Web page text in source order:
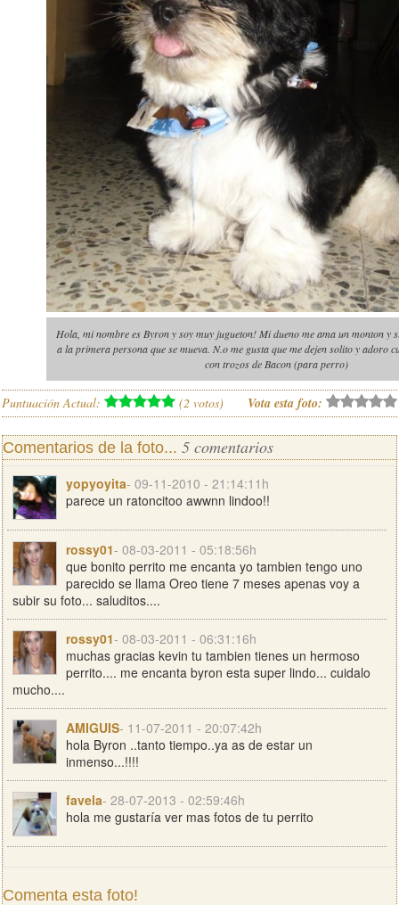
Hola, mi nombre es Byron y soy muy jugueton! Mi dueno me ama un monton y
a la primera persona que se mueva. N.o me gusta que me dejen solito y adoro
con trozos de Bacon (para perro)
Puntuación Actual: (2 votos) Vota esta foto:
Comentarios de la foto... 5 comentarios
yopyoyita- 09-11-2010 - 21:14:11h
parece un ratoncitoo awwnn lindoo!!
rossy01- 08-03-2011 - 05:18:56h
que bonito perrito me encanta yo tambien tengo uno
parecido se llama Oreo tiene 7 meses apenas voy a
subir su foto... saluditos....
rossy01- 08-03-2011 - 06:31:16h
muchas gracias kevin tu tambien tienes un hermoso
perrito.... me encanta byron esta super lindo... cuidalo
mucho....
AMIGUIS- 11-07-2011 - 20:07:42h
hola Byron ..tanto tiempo..ya as de estar un
inmenso...!!!!
favela- 28-07-2013 - 02:59:46h
hola me gustaría ver mas fotos de tu perrito
Comenta esta foto!